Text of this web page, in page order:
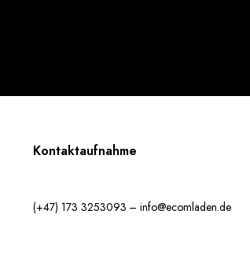
Kontaktaufnahme
(+47) 173 3253093 – info@ecomladen.de